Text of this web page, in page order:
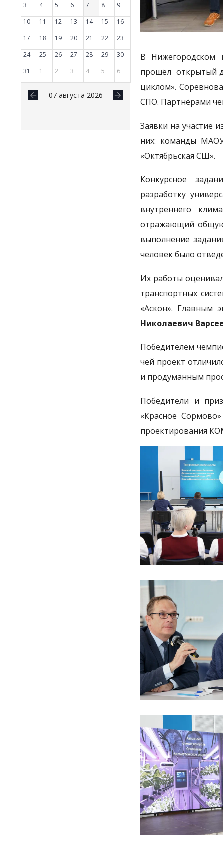
3
4 5 6 7 8
9
10
11 12 13 14 15
16
17
18 19 20 21 22
23
24
25 26 27 28 29
30
31
1 2 3 4 5 6
07 августа 2026
В Нижегородском
прошёл открытый
циклом».
СПО. Партнёрами
Заявки на участие
них: команды
«Октябрьская СШ».
Конкурсное
разработку
внутреннего
отражающий общую
выполнение
человек было
Их работы
транспортных
«Аскон». Главным
Николаевич
Победителем
чей проект
и продуманным
Победители и
«Красное
проектирования